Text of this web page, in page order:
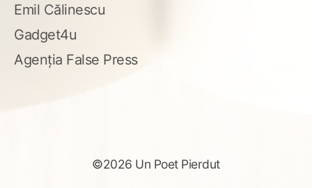
Emil Călinescu
Gadget4u
Agenția False Press
©2026 Un Poet Pierdut